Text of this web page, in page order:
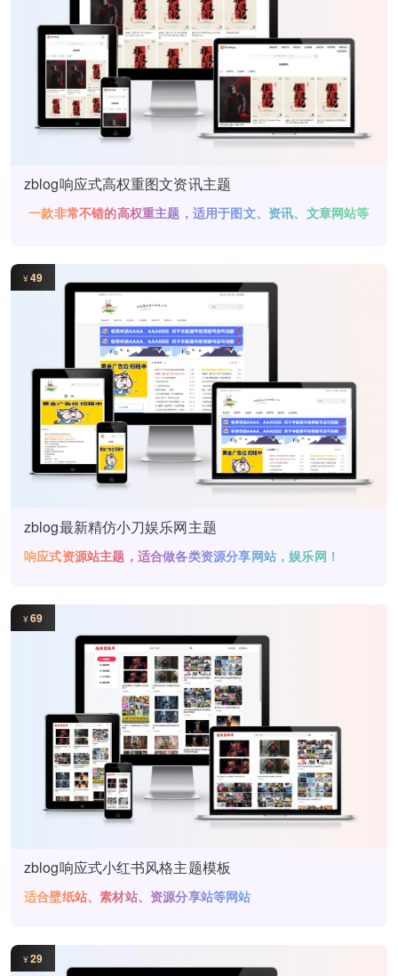
zblog响应式高权重图文资讯主题
一款非常不错的高权重主题，适用于图文、资讯、文章网站等
¥49
zblog最新精仿小刀娱乐网主题
响应式资源站主题，适合做各类资源分享网站，娱乐网！
¥69
zblog响应式小红书风格主题模板
适合壁纸站、素材站、资源分享站等网站
¥29